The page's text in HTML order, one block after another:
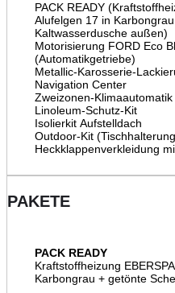
PACK READY
Alufelgen 17 in
Kaltwasserdusche außen)
Motorisierung FORD Eco
(Automatikgetriebe)
Metallic-Karosserie-
Navigation Center
Zweizonen-
Linoleum-Schutz-Kit
Isolierkit Aufstelldach
Outdoor-Kit
Heckklappenverkleidung
PAKETE
PACK READY
Kraftstoffheizung
Karbongrau + getönte